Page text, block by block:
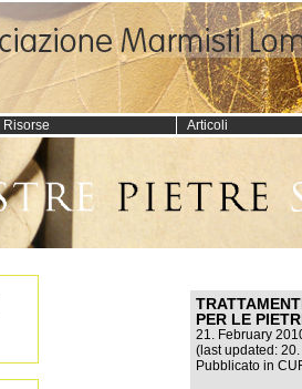
Risorse Articoli
PER LE
21. February
(last updated:
Pubblicato in